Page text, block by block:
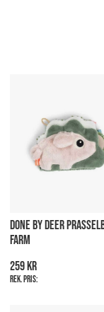
DONE BY DEER
FARM
259 kr
Rek. pris: